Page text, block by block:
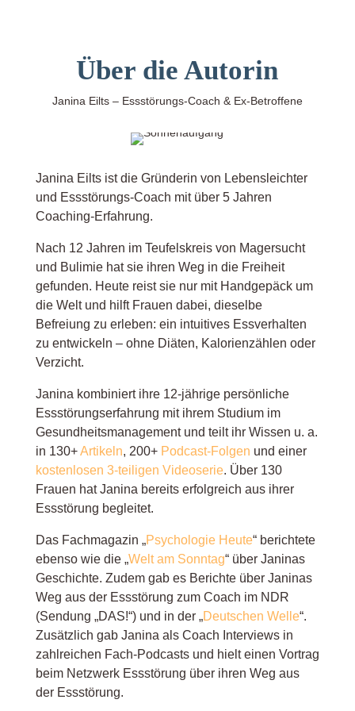
Über die Autorin
Janina Eilts – Essstörungs-Coach & Ex-Betroffene
Janina Eilts ist die Gründerin von Lebensleichter
und Essstörungs-Coach mit über 5 Jahren
Coaching-Erfahrung.
Nach 12 Jahren im Teufelskreis von Magersucht
und Bulimie hat sie ihren Weg in die Freiheit
gefunden. Heute reist sie nur mit Handgepäck um
die Welt und hilft Frauen dabei, dieselbe
Befreiung zu erleben: ein intuitives Essverhalten
zu entwickeln – ohne Diäten, Kalorienzählen oder
Verzicht.
Janina kombiniert ihre 12-jährige persönliche
Essstörungserfahrung mit ihrem Studium im
Gesundheitsmanagement und teilt ihr Wissen u. a.
in 130+Artikeln, 200+ Podcast-Folgen und einer
kostenlosen 3-teiligen Videoserie. Über 130
Frauen hat Janina bereits erfolgreich aus ihrer
Essstörung begleitet.
Das Fachmagazin „Psychologie Heute“ berichtete
ebenso wie die „Welt am Sonntag“ über Janinas
Geschichte. Zudem gab es Berichte über Janinas
Weg aus der Essstörung zum Coach im NDR
(Sendung „DAS!“) und in der „Deutschen Welle“.
Zusätzlich gab Janina als Coach Interviews in
zahlreichen Fach-Podcasts und hielt einen Vortrag
beim Netzwerk Essstörung über ihren Weg aus
der Essstörung.